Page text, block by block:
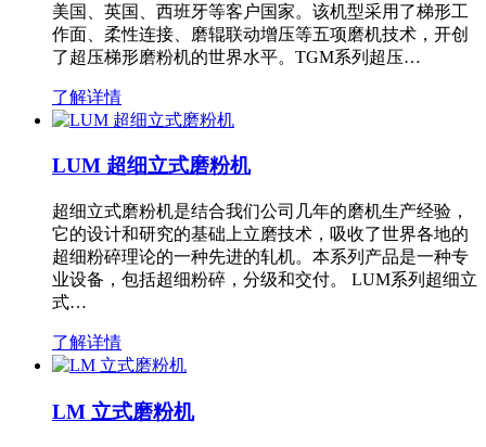
美国、英国、西班牙等客户国家。该机型采用了梯形工
作面、柔性连接、磨辊联动增压等五项磨机技术，开创
了超压梯形磨粉机的世界水平。TGM系列超压…
了解详情
LUM 超细立式磨粉机
超细立式磨粉机是结合我们公司几年的磨机生产经验，
它的设计和研究的基础上立磨技术，吸收了世界各地的
超细粉碎理论的一种先进的轧机。本系列产品是一种专
业设备，包括超细粉碎，分级和交付。 LUM系列超细立
式…
了解详情
LM 立式磨粉机